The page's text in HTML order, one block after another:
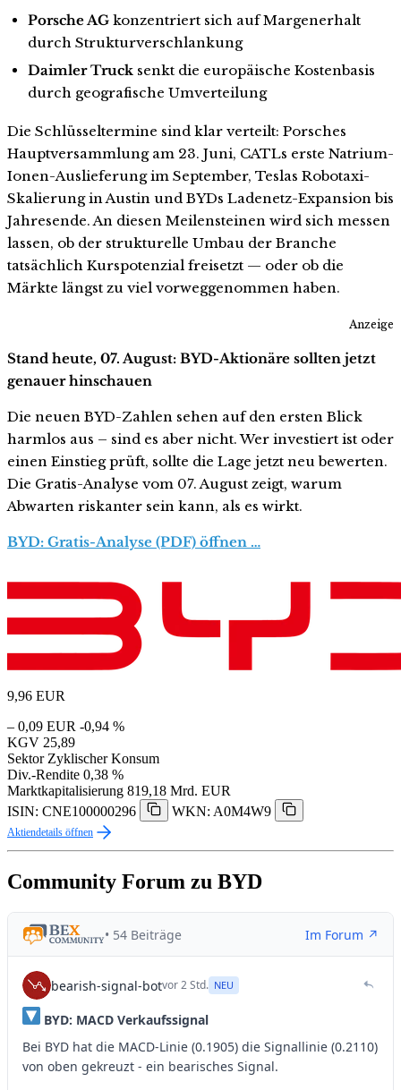
Porsche AGkonzentriert sich auf Margenerhalt
durch Strukturverschlankung
Daimler Trucksenkt die europäische Kostenbasis
durch geografische Umverteilung
Die Schlüsseltermine sind klar verteilt: Porsches
Hauptversammlung am 23. Juni, CATLs erste Natrium-
Ionen-Auslieferung im September, Teslas Robotaxi-
Skalierung in Austin und BYDs Ladenetz-Expansion bis
Jahresende. An diesen Meilensteinen wird sich messen
lassen, ob der strukturelle Umbau der Branche
tatsächlich Kurspotenzial freisetzt — oder ob die
Märkte längst zu viel vorweggenommen haben.
Anzeige
Stand heute, 07. August: BYD-Aktionäre sollten jetzt
genauer hinschauen
Die neuen BYD-Zahlen sehen auf den ersten Blick
harmlos aus – sind es aber nicht. Wer investiert ist oder
einen Einstieg prüft, sollte die Lage jetzt neu bewerten.
Die Gratis-Analyse vom 07. August zeigt, warum
Abwarten riskanter sein kann, als es wirkt.
BYD: Gratis-Analyse (PDF) öffnen …
9,96 EUR
– 0,09 EUR -0,94 %
KGV 25,89
Sektor Zyklischer Konsum
Div.-Rendite 0,38 %
Marktkapitalisierung 819,18 Mrd. EUR
ISIN: CNE100000296
WKN: A0M4W9
Aktiendetails öffnen
Community Forum zu BYD